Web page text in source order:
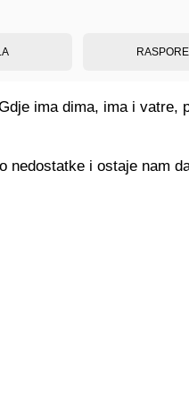
ima dima, ima i vatre,
nedostatke i ostaje nam